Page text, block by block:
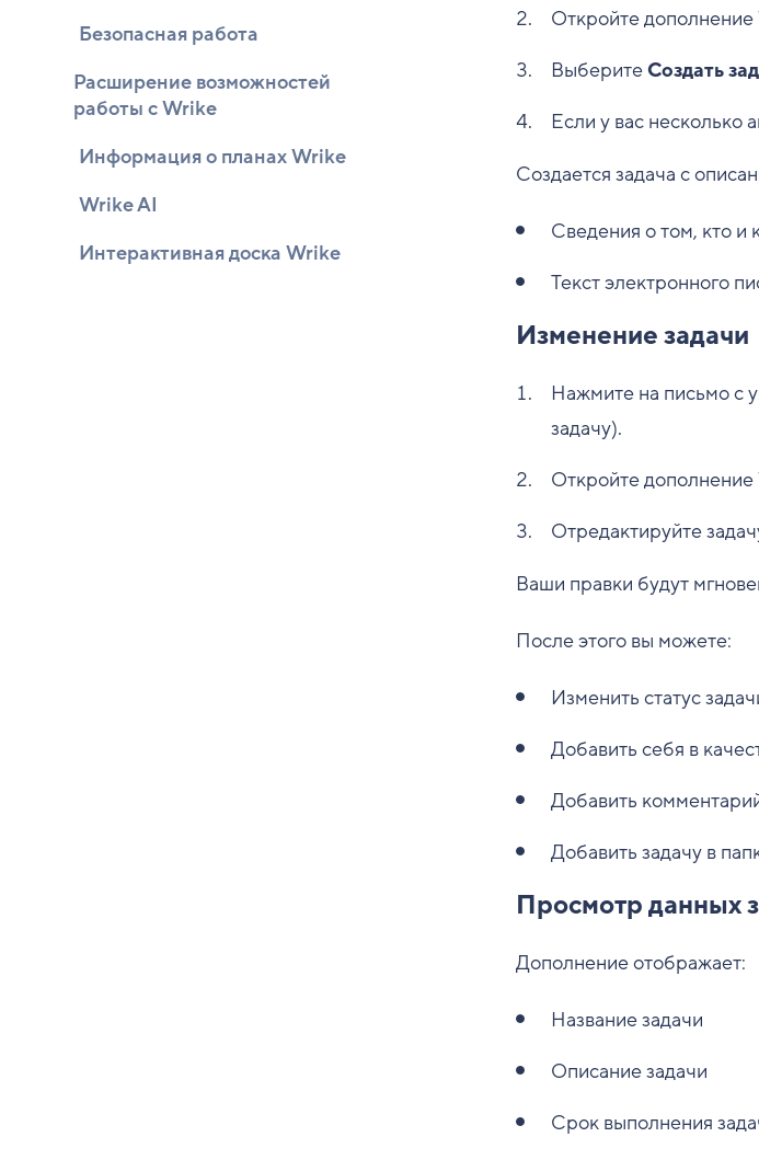
Безопасная работа
Расширение возможностей
работы с Wrike
Информация о планах Wrike
Wrike AI
Интерактивная доска Wrike
Откройте дополнение
ВыберитеСоздать
Если у вас несколько
Создается задача с
Сведения о том, кто и
Текст электронного
Изменение задачи
Нажмите на письмо с
задачу).
Откройте дополнение
Отредактируйте
Ваши правки будут
После этого вы можете:
Изменить статус
Добавить себя в
Добавить
Добавить задачу в
Просмотр данных
Дополнение отображает:
Название задачи
Описание задачи
Срок выполнения